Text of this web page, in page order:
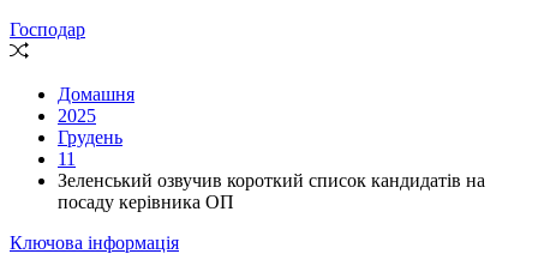
Господар
Випадкова
Домашня
2025
Грудень
11
Зеленський озвучив короткий список кандидатів на
посаду керівника ОП
Категорії
Ключова інформація